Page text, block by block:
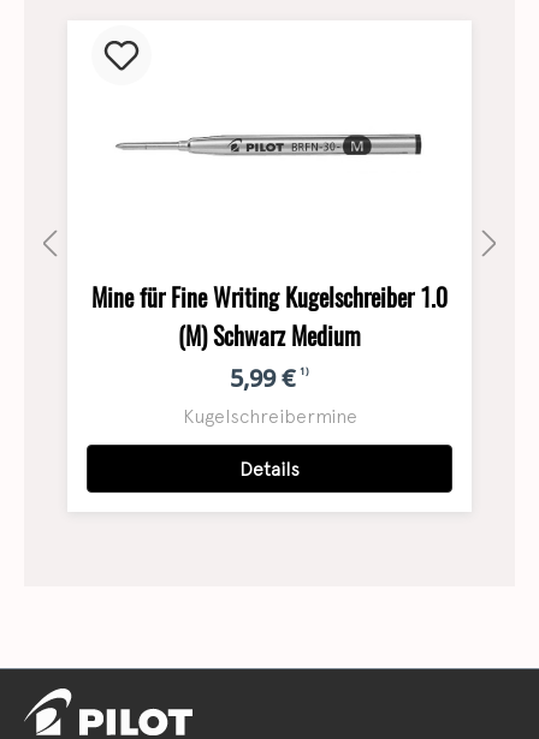
Mine für Fine Writing Kugelschreiber 1.0
(M) Schwarz Medium
5,99 € 1)
Kugelschreibermine
Details